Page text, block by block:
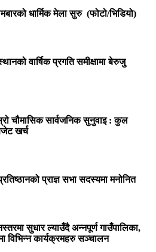
धार्मिक मेला सुरु (फोटो/भिडियो)
वार्षिक प्रगति समीक्षामा बेरुजु
चौमासिक सार्वजनिक सुनुवाइ : कुल
खर्च
प्राज्ञ सभा सदस्यमा मनोनित
सुधार ल्याउँदै अन्नपूर्ण गाउँपालिका,
विभिन्न कार्यक्रमहरु सञ्चालन